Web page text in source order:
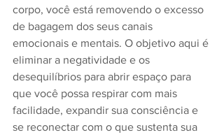
corpo, você está removendo o excesso
de bagagem dos seus canais
emocionais e mentais. O objetivo aqui é
eliminar a negatividade e os
desequilíbrios para abrir espaço para
que você possa respirar com mais
facilidade, expandir sua consciência e
se reconectar com o que sustenta sua